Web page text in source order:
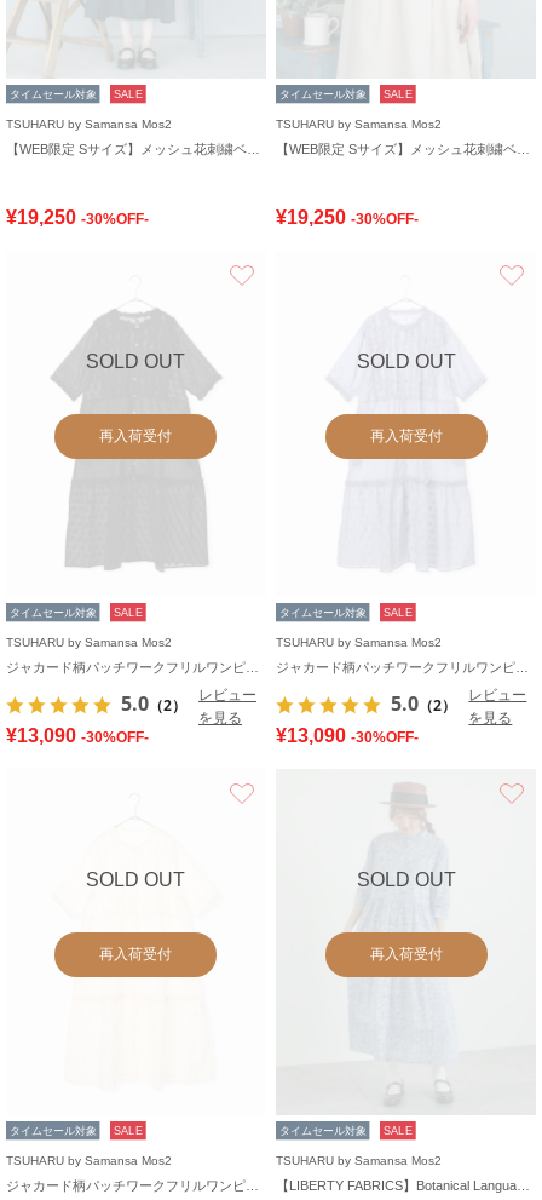
タイムセール対象 SALE
TSUHARU by Samansa Mos2
¥19,250 -30%OFF-
タイムセール対象 SALE
TSUHARU by Samansa Mos2
¥19,250 -30%OFF-
SOLD OUT
再入荷受付
タイムセール対象 SALE
TSUHARU by Samansa Mos2
5.0 （2）
レビュー
を見る
¥13,090 -30%OFF-
SOLD OUT
再入荷受付
タイムセール対象 SALE
TSUHARU by Samansa Mos2
5.0 （2）
レビュー
を見る
¥13,090 -30%OFF-
SOLD OUT
再入荷受付
タイムセール対象 SALE
TSUHARU by Samansa Mos2
SOLD OUT
再入荷受付
タイムセール対象 SALE
TSUHARU by Samansa Mos2